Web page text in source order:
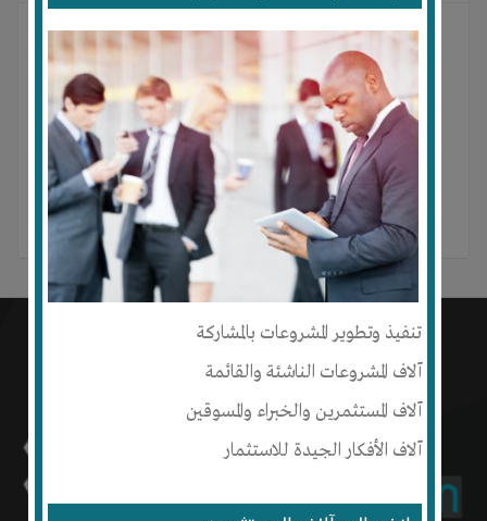
تنفيذ وتطوير المشروعات بالمشاركة
آلاف المشروعات الناشئة والقائمة
آلاف المستثمرين والخبراء والمسوقين
آلاف الأفكار الجيدة للاستثمار
ليس لديه أصدقاء حتى الآن